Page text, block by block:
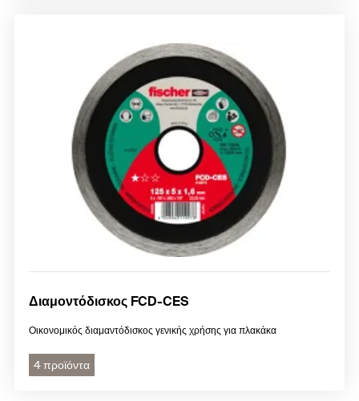
Διαμοντόδισκος FCD-CES
Οικονομικός διαμαντόδισκος γενικής χρήσης για πλακάκα
4 προϊόντα